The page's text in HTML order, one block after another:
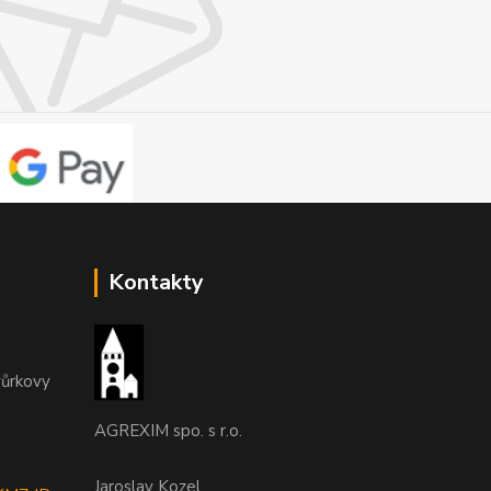
Kontakty
AGREXIM spo. s r.o.
Jaroslav Kozel